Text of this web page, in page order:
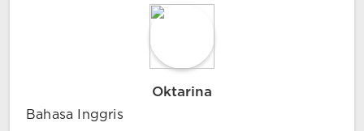
Oktarina
Bahasa Inggris